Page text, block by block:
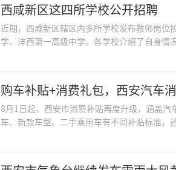
西咸新区这四所学校公开招聘
近期，西咸新区辖区内多所学校发布教师岗位
学、沣西第一高级中学。各学校介绍了自身
购车补贴+消费礼包，西安汽车
8月1日起，西安市消费补贴再度升级，涵盖
车、新款车型、二手乘用车有不同补贴标准